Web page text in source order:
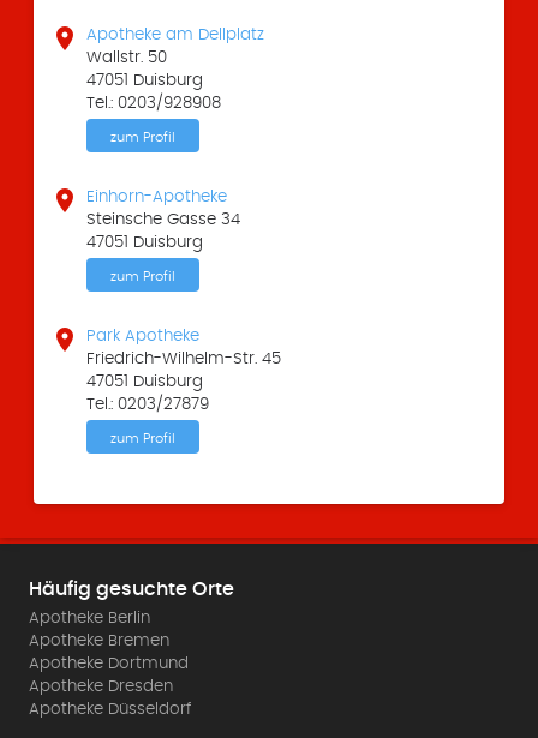

Apotheke am Dellplatz
Wallstr. 50
47051 Duisburg
Tel.: 0203/928908
zum Profil

Einhorn-Apotheke
Steinsche Gasse 34
47051 Duisburg
zum Profil

Park Apotheke
Friedrich-Wilhelm-Str. 45
47051 Duisburg
Tel.: 0203/27879
zum Profil
Häufig gesuchte Orte
Apotheke Berlin
Apotheke Bremen
Apotheke Dortmund
Apotheke Dresden
Apotheke Düsseldorf